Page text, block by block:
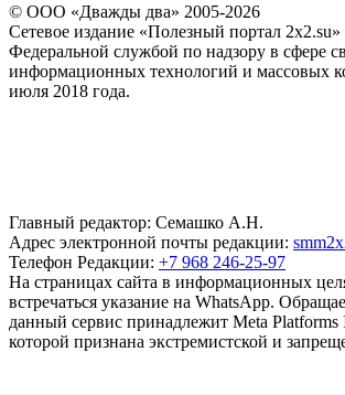
© ООО «Дважды два» 2005-2026
Сетевое издание «Полезный портал 2x2.su»
Федеральной службой по надзору в сфере
информационных технологий и массовых
июля 2018 года.
Главный редактор: Семашко А.Н.
Адрес электронной почты редакции:
Телефон Редакции: +7 968 246-25-97
На страницах сайта в информационных
встречаться указание на WhatsApp.
данный сервис принадлежит Meta Platforms
которой признана экстремистской и